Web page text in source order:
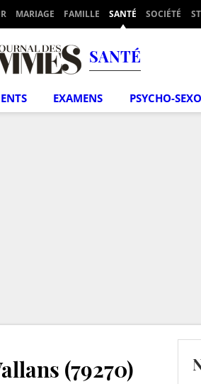
MARIAGE FAMILLE SANTÉ SOCIÉTÉ
SANTÉ
EXAMENS PSYCHO-SEXO
(79270)